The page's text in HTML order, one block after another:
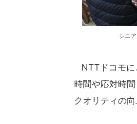
シニ
NTTドコモに
時間や応対時
クオリティの向